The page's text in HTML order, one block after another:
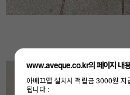
www.aveque.co.kr의 페이지 내
아베끄앱 설치시 적립금 3000원
됩니다 :